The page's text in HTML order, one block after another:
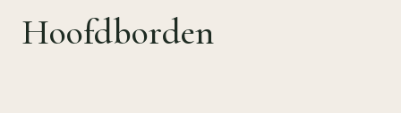
Hoofdborden